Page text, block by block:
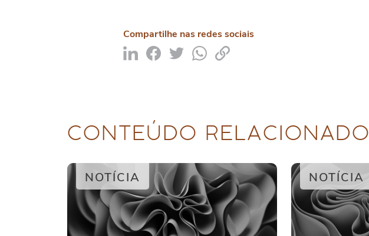
Compartilhe nas redes sociais
CONTEÚDO RELACIONADO
NOTÍCIA NOTÍCIA